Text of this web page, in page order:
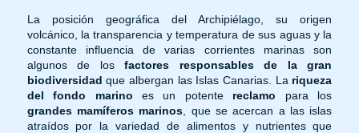
La posición geográfica del Archipiélago, su origen
volcánico, la transparencia y temperatura de sus aguas y la
constante influencia de varias corrientes marinas son
algunos de losfactores responsables
de la gran
biodiversidad que albergan las Islas Canarias. La riqueza
del fondo marino es un potente reclamo para los
grandes mamíferos marinos , que se acercan a las islas
atraídos por la variedad de alimentos y nutrientes que